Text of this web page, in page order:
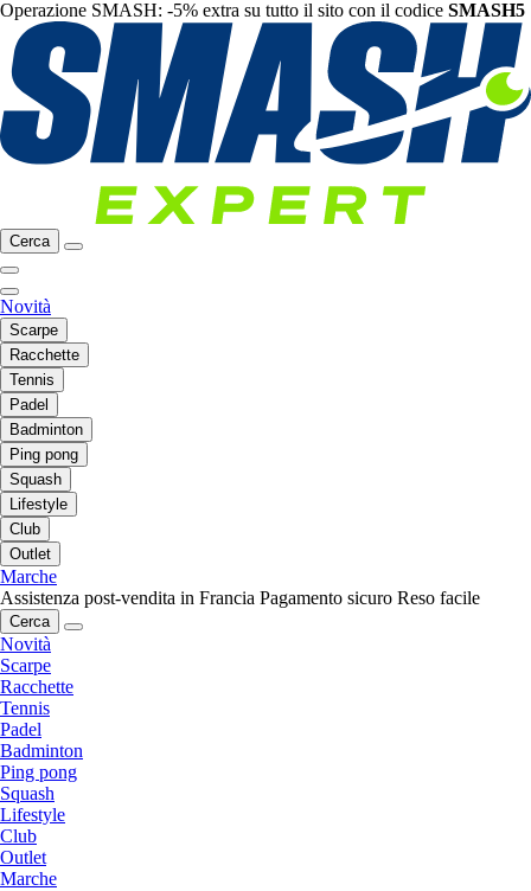
Operazione SMASH: -5% extra su tutto il sito con il codice SMASH5
Cerca
Novità
Scarpe
Racchette
Tennis
Padel
Badminton
Ping pong
Squash
Lifestyle
Club
Outlet
Marche
Assistenza post-vendita in Francia Pagamento sicuro Reso facile
Cerca
Novità
Scarpe
Racchette
Tennis
Padel
Badminton
Ping pong
Squash
Lifestyle
Club
Outlet
Marche